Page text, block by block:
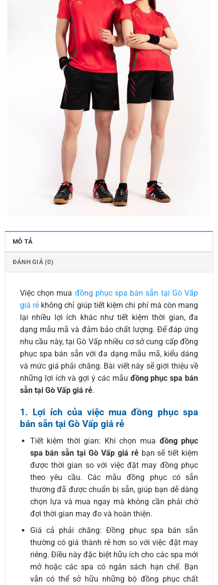
MÔ TẢ
ĐÁNH GIÁ (0)
Việc chọn mua đồng phục spa bán sẵn tại Gò Vấp
giá rẻ không chỉ giúp tiết kiệm chi phí mà còn mang
lại nhiều lợi ích khác như tiết kiệm thời gian, đa
dạng mẫu mã và đảm bảo chất lượng. Để đáp ứng
nhu cầu này, tại Gò Vấp nhiều cơ sở cung cấp đồng
phục spa bán sẵn với đa dạng mẫu mã, kiểu dáng
và mức giá phải chăng. Bài viết này sẽ giới thiệu về
những lợi ích và gợi ý các mẫu đồng phục spa bán
sẵn tại Gò Vấp giá rẻ.
1. Lợi ích của việc mua đồng phục spa
bán sẵn tại Gò Vấp giá rẻ
Tiết kiệm thời gian: Khi chọn mua đồng phục
spa bán sẵn tại Gò Vấp giá rẻbạn sẽ tiết kiệm
được thời gian so với việc đặt may đồng phục
theo yêu cầu. Các mẫu đồng phục có sẵn
thường đã được chuẩn bị sẵn, giúp bạn dễ dàng
chọn lựa và mua ngay mà không cần phải chờ
đợi thời gian may đo và hoàn thiện.
Giá cả phải chăng: Đồng phục spa bán sẵn
thường có giá thành rẻ hơn so với việc đặt may
riêng. Điều này đặc biệt hữu ích cho các spa mới
mở hoặc các spa có ngân sách hạn chế. Bạn
vẫn có thể sở hữu những bộ đồng phục chất